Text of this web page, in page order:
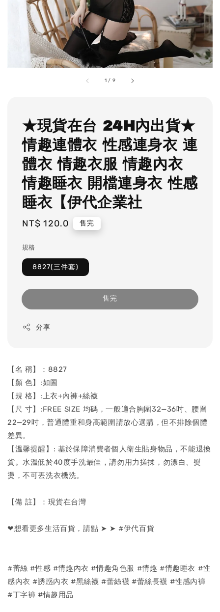
1 / 9
★現貨在台 24H內出貨★
情趣連體衣 性感連身衣 連
體衣 情趣衣服 情趣內衣
情趣睡衣 開檔連身衣 性感
睡衣【伊代企業社
Regular
NT$ 120.0 售完
規格
8827(三件套)
售完
分享
【名 稱】：8827
【顏 色】:如圖
【規 格】:上衣+內褲+絲襪
【尺 寸】:FREE SIZE 均碼，一般適合胸圍32—36吋、腰圍
22—29吋，普通體重和身高範圍請放心選購，但不排除個體
差異。
【溫馨提醒】: 基於保障消費者個人衛生貼身物品，不能退換
貨。水溫低於40度手洗最佳，請勿用力搓揉，勿漂白、熨
燙，不可丟洗衣機洗。
【備 註】：現貨在台灣
❤想看更多生活百貨，請點 ➤ ➤ #伊代百貨
#蕾絲 #性感 #情趣內衣 #情趣角色服 #情趣 #情趣睡衣 #性
感內衣 #誘惑內衣 #黑絲襪 #蕾絲襪 #蕾絲長襪 #性感內褲
#丁字褲 #情趣用品